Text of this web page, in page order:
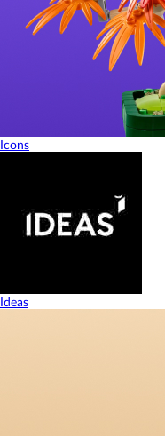
Icons
Ideas